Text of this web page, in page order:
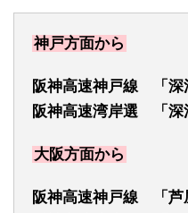
神戸方面から
阪神高速神戸線 「深
阪神高速湾岸選 「深
大阪方面から
阪神高速神戸線 「芦